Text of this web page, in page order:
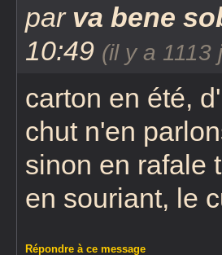
par va bene
10:49 (il y a 1113
carton en été,
chut n'en
sinon en rafale
en souriant, le
Répondre à ce message